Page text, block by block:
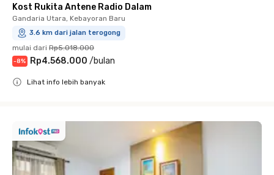
Kost Rukita Antene Radio Dalam
Gandaria Utara, Kebayoran Baru
3.6 km dari jalan terogong
mulai dari Rp5.018.000
-8% Rp4.568.000 /bulan
Lihat info lebih banyak